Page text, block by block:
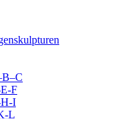
F
H-I
L